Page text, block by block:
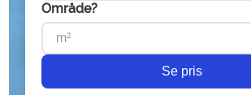
Område?
Se pris